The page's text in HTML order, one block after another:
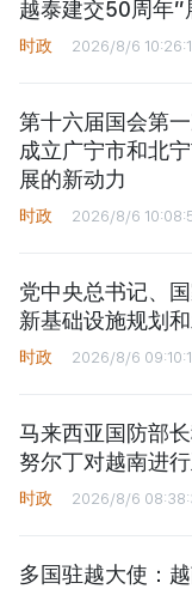
越泰建交50周年”
时政 2026/8/6
第十六届国会第
成立广宁市和北
展的新动力
时政 2026/8/6
党中央总书记、
新基础设施规划
时政 2026/8/6
马来西亚国防部长
努尔丁对越南进
时政 2026/8/6
多国驻越大使：